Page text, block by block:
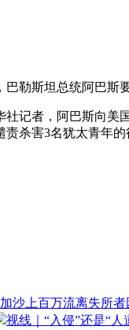
斯坦总统阿巴斯
者，阿巴斯向美
杀害3名犹太青年
加沙上百万流离失所
视线｜“入侵”还是“